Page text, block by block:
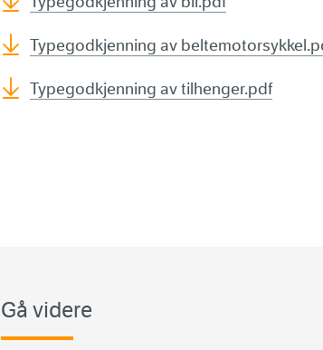
Typegodkjenning av
Typegodkjenning av tilhenger.pdf
Gå videre